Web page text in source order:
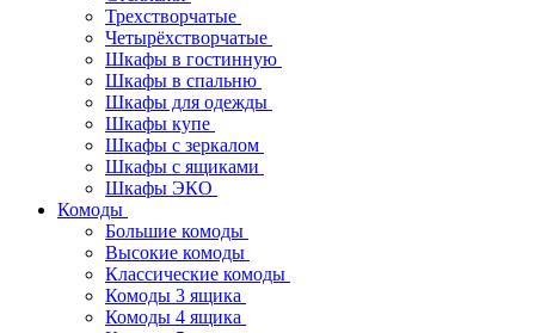
Трехстворчатые
Четырёхстворчатые
Шкафы в гостинную
Шкафы в спальню
Шкафы для одежды
Шкафы купе
Шкафы с зеркалом
Шкафы с ящиками
Шкафы ЭКО
Комоды
Большие комоды
Высокие комоды
Классические комоды
Комоды 3 ящика
Комоды 4 ящика